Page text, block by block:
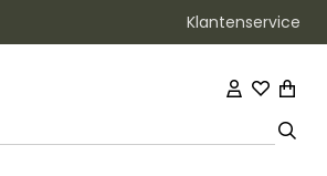
Klantenservice